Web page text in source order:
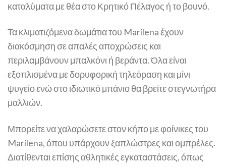
καταλύματα με θέα στο Κρητικό Πέλαγος ή το βουνό.
Τα κλιματιζόμενα δωμάτια του Marilena έχουν
διακόσμηση σε απαλές αποχρώσεις και
περιλαμβάνουν μπαλκόνι ή βεράντα. Όλα είναι
εξοπλισμένα με δορυφορική τηλεόραση και μίνι
ψυγείο ενώ στο ιδιωτικό μπάνιο θα βρείτε στεγνωτήρα
μαλλιών.
Μπορείτε να χαλαρώσετε στον κήπο με φοίνικες του
Marilena, όπου υπάρχουν ξαπλώστρες και ομπρέλες.
Διατίθενται επίσης αθλητικές εγκαταστάσεις, όπως